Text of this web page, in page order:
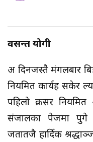
वसन्त योगी
अरु दिनजस्तै मंगलबार
नियमित कार्यहरु सकेर
पहिलो क्रसर
संजालका पेजमा पुगे
जतातजै हार्दिक